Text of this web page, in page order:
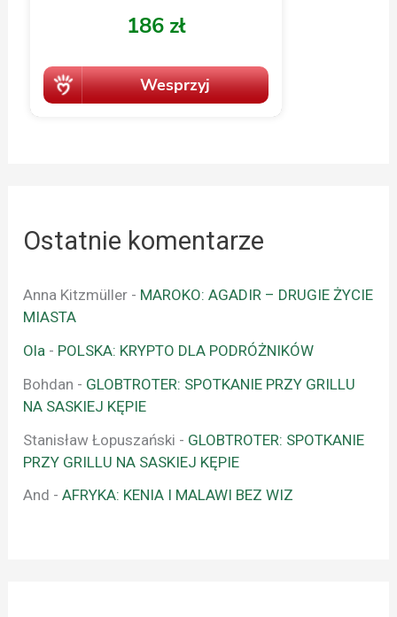
Ostatnie komentarze
Anna Kitzmüller - MAROKO: AGADIR – DRUGIE ŻYCIE
MIASTA
Ola - POLSKA: KRYPTO DLA PODRÓŻNIKÓW
Bohdan - GLOBTROTER: SPOTKANIE PRZY GRILLU
NA SASKIEJ KĘPIE
Stanisław Łopuszański - GLOBTROTER: SPOTKANIE
PRZY GRILLU NA SASKIEJ KĘPIE
And -AFRYKA: KENIA I MALAWI BEZ WIZ